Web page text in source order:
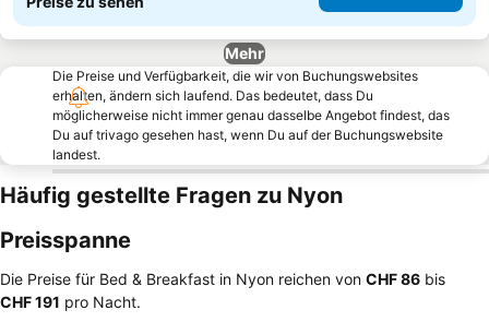
Mehr
Die Preise und Verfügbarkeit, die wir von Buchungswebsites
erhalten, ändern sich laufend. Das bedeutet, dass Du
möglicherweise nicht immer genau dasselbe Angebot findest, das
Du auf trivago gesehen hast, wenn Du auf der Buchungswebsite
landest.
Häufig gestellte Fragen zu Nyon
Preisspanne
Die Preise für Bed & Breakfast in Nyon reichen von ‎CHF 86 bis
‎CHF 191 pro Nacht.